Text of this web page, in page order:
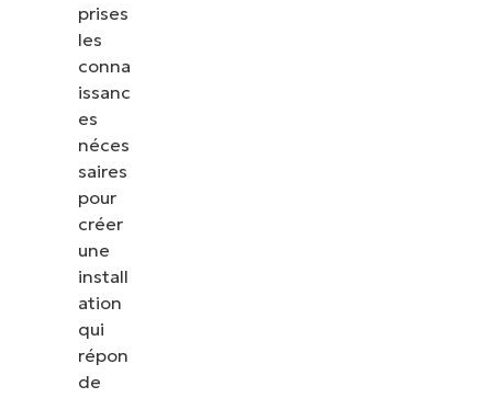
prises
les
conna
issanc
es
néces
saires
pour
créer
une
install
ation
qui
répon
de